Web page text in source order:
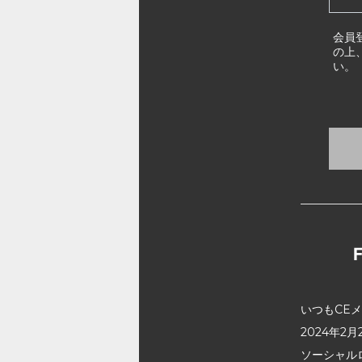
会員
の上
い。
いつもCE
2024年2月
ソーシャ